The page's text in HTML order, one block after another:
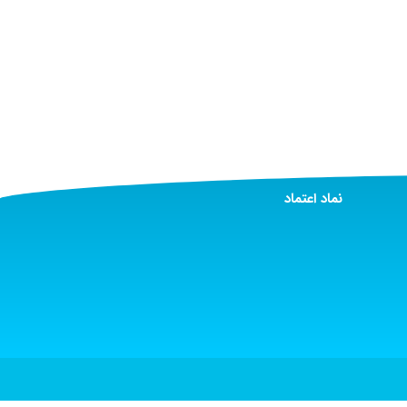
نماد اعتماد